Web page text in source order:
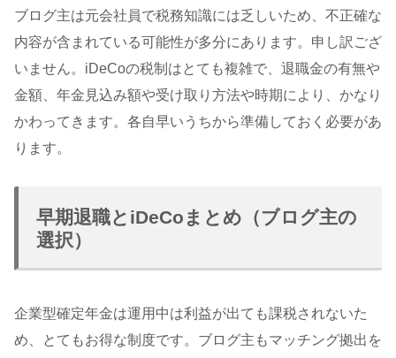
ブログ主は元会社員で税務知識には乏しいため、不正確な
内容が含まれている可能性が多分にあります。申し訳ござ
いません。iDeCoの税制はとても複雑で、退職金の有無や
金額、年金見込み額や受け取り方法や時期により、かなり
かわってきます。各自早いうちから準備しておく必要があ
ります。
早期退職とiDeCoまとめ（ブログ主の
選択）
企業型確定年金は運用中は利益が出ても課税されないた
め、とてもお得な制度です。ブログ主もマッチング拠出を